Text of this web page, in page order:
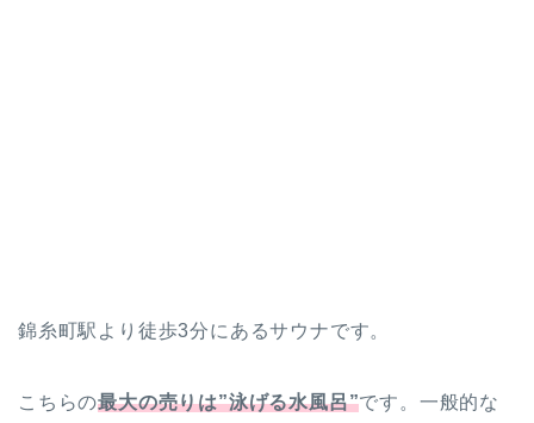
錦糸町駅より徒歩3分にあるサウナです。
こちらの最大の売りは”泳げる水風呂”です。一般的な